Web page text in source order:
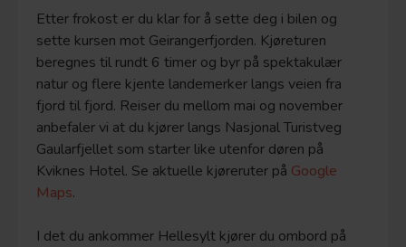
Etter frokost er du klar for å sette deg i bilen og
sette kursen mot Geirangerfjorden. Kjøreturen
beregnes til rundt 6 timer og byr på spektakulær
natur og flere kjente landemerker langs veien fra
fjord til fjord. Reiser du mellom mai og november
anbefaler vi at du kjører langs Nasjonal Turistveg
Gaularfjellet som starter like utenfor døren på
Kviknes Hotel. Se aktuelle kjøreruter på Google
Maps.
I det du ankommer Hellesylt kjører du ombord på